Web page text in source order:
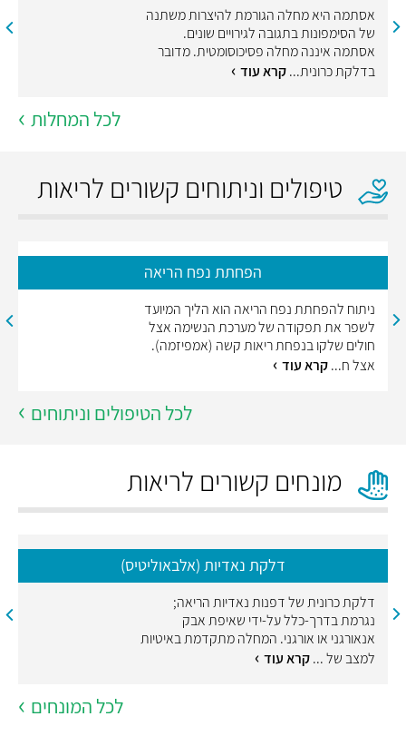
אסתמה היא מחלה הגורמת להיצרות משתנה
של הסימפונות בתגובה לגירויים שונים.
אסתמה איננה מחלה פסיכוסומטית. מדובר
בדלקת כרונית...קרא עוד
לכל המחלות
טיפולים וניתוחים קשורים לריאות
הפחתת נפח הריאה
ניתוח להפחתת נפח הריאה הוא הליך המיועד
לשפר את תפקודה של מערכת הנשימה אצל
חולים שלקו בנפחת ריאות קשה (אמפיזמה).
אצל ח...קרא עוד
לכל הטיפולים וניתוחים
מונחים קשורים לריאות
דלקת נאדיות (אלבאוליטיס)
דלקת כרונית של דפנות נאדיות הריאה;
נגרמת בדרך-כלל על-ידי שאיפת אבק
אנאורגני או אורגני. המחלה מתקדמת באיטיות
למצב של ...קרא עוד
לכל המונחים